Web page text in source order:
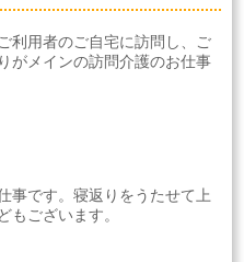
利用者のご自宅に訪問し、ご
がメインの訪問介護のお仕事
事です。寝返りをうたせて上
もございます。